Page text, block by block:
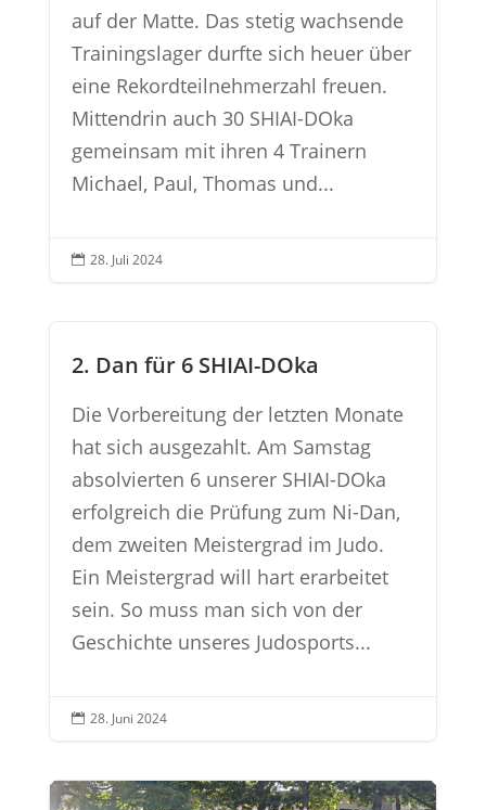
auf der Matte. Das stetig wachsende
Trainingslager durfte sich heuer über
eine Rekordteilnehmerzahl freuen.
Mittendrin auch 30 SHIAI-DOka
gemeinsam mit ihren 4 Trainern
Michael, Paul, Thomas und...
 28. Juli 2024
2. Dan für 6 SHIAI-DOka
Die Vorbereitung der letzten Monate
hat sich ausgezahlt. Am Samstag
absolvierten 6 unserer SHIAI-DOka
erfolgreich die Prüfung zum Ni-Dan,
dem zweiten Meistergrad im Judo.
Ein Meistergrad will hart erarbeitet
sein. So muss man sich von der
Geschichte unseres Judosports...
 28. Juni 2024